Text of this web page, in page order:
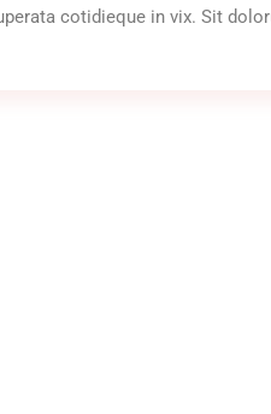
cotidieque in vix. Sit